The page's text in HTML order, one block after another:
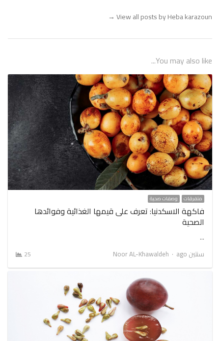
View all posts by Heba karazoun
→
You may also like...
متفرقات وصفات صحية
فاكهة الاسكدنيا: تعرف على قيمها الغذائية وفوائدها
الصحية
…
سنتين ago
Author
Noor AL-Khawaldeh
25